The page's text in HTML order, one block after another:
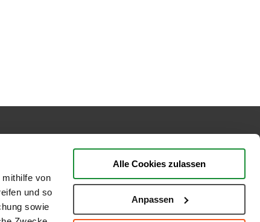
von
und so
sowie
Alle Cookies zulassen
Anpassen
BEWERTUNGEN